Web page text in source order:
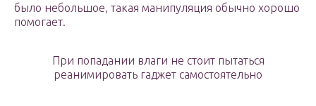
было небольшое, такая манипуляция обычно хорошо
помогает.
При попадании влаги не стоит пытаться
реанимировать гаджет самостоятельно